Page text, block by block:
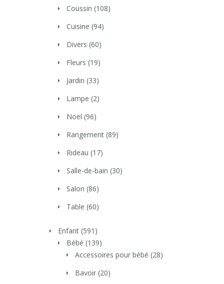
Coussin (108)
Cuisine (94)
Divers (60)
Fleurs (19)
Jardin (33)
Lampe (2)
Noël (96)
Rangement (89)
Rideau (17)
Salle-de-bain (30)
Salon (86)
Table (60)
Enfant (591)
Bébé (139)
Accessoires pour bébé (28)
Bavoir (20)